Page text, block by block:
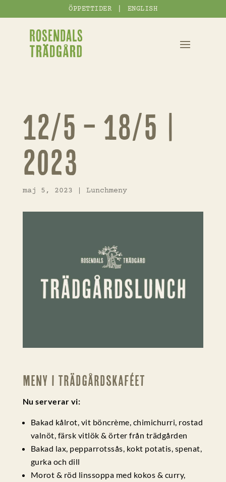
ÖPPETTIDER ENGLISH
12/5 – 18/5 |
2023
maj 5, 2023 Lunchmeny
Meny i Trädgårdskaféet
Nu serverar vi:
Bakad kålrot, vit böncrème, chimichurri, rostad
valnöt, färsk vitlök & örter från trädgården
Bakad lax, pepparrotssås, kokt potatis, spenat,
gurka och dill
Morot & röd linssoppa med kokos & curry,